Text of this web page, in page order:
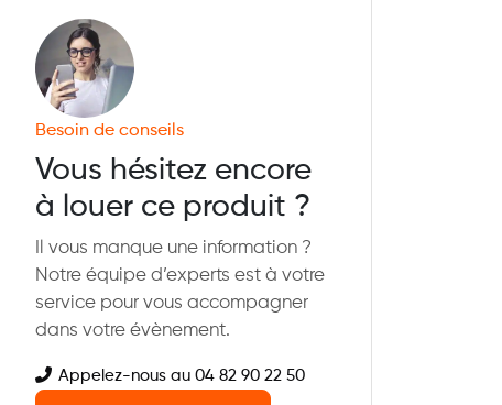
Besoin de conseils
Vous hésitez encore
à louer ce produit ?
Il vous manque une information ?
Notre équipe d’experts est à votre
service pour vous accompagner
dans votre évènement.
Appelez-nous au 04 82 90 22 50